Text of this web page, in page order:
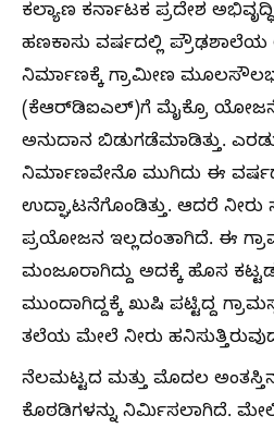
ಕಲ್ಯಾಣ ಕರ್ನಾಟಕ ಪ್ರದೇಶ
ಹಣಕಾಸು ವರ್ಷದಲ್ಲಿ ಪ್ರೌಢಶಾಲೆಯ
ನಿರ್ಮಾಣಕ್ಕೆ ಗ್ರಾಮೀಣ
(ಕೆಆರ್‌ಡಿಐಎಲ್‌)ಗೆ ಮೈಕ್ರೊ
ಅನುದಾನ ಬಿಡುಗಡೆಮಾಡಿತ್ತು.
ನಿರ್ಮಾಣವೇನೊ ಮುಗಿದು ಈ
ಉದ್ಘಾಟನೆಗೊಂಡಿತ್ತು. ಆದರೆ ನೀರು
ಪ್ರಯೋಜನ ಇಲ್ಲದಂತಾಗಿದೆ. ಈ
ಮಂಜೂರಾಗಿದ್ದು ಅದಕ್ಕೆ ಹೊಸ
ಮುಂದಾಗಿದ್ದಕ್ಕೆ ಖುಷಿ ಪಟ್ಟಿದ್ದ
ತಲೆಯ ಮೇಲೆ ನೀರು
ನೆಲಮಟ್ಟದ ಮತ್ತು ಮೊದಲ
ಕೊಠಡಿಗಳನ್ನು ನಿರ್ಮಿಸಲಾಗಿದೆ.